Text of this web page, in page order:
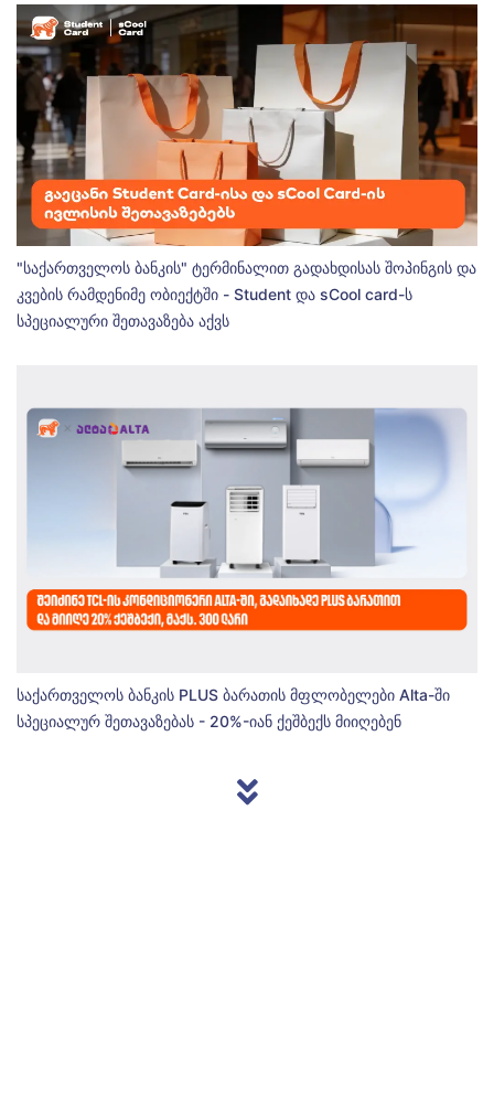
"საქართველოს ბანკის" ტერმინალით გადახდისას შოპინგის და
კვების რამდენიმე ობიექტში - Student და sCool card-ს
სპეციალური შეთავაზება აქვს
საქართველოს ბანკის PLUS ბარათის მფლობელები Alta-ში
სპეციალურ შეთავაზებას - 20%-იან ქეშბექს მიიღებენ